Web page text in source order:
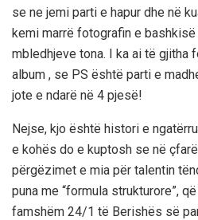
se ne jemi parti e hapur dhe në
kemi marrë fotografin e
mbledhjeve tona. I ka ai të gjitha
album , se PS është parti e
jote e ndarë në 4 pjesë!
Nejse, kjo është histori e
e kohës do e kuptosh se në
përgëzimet e mia për talentin
puna me “formula strukturore”,
famshëm 24/1 të Berishës së